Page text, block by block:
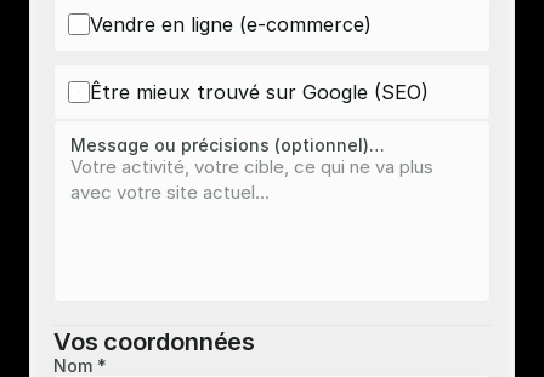
Vendre en ligne (e-commerce)
Être mieux trouvé sur Google (SEO)
Message ou précisions (optionnel)…
Vos coordonnées
Nom *